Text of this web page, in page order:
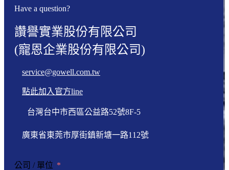
Have a question?
讚譽實業股份有限公司
(寵恩企業股份有限公司)
service@gowell.com.tw
點此加入官方line
台灣台中市西區公益路52號8F-5
廣東省東莞市厚街鎮新塘一路112號
公司 / 單位